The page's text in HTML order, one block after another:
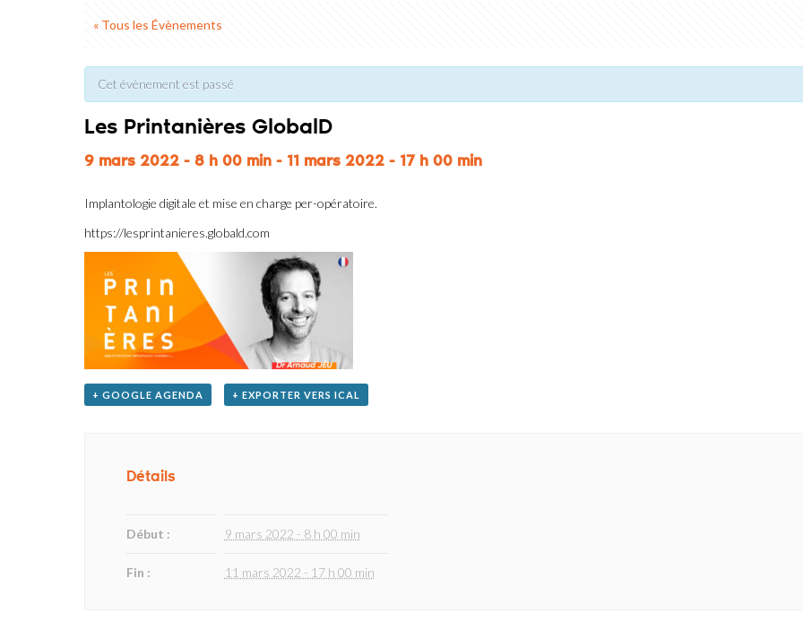
« Tous les Évènements
Cet évènement est passé
Les Printanières GlobalD
9 mars 2022 - 8 h 00 min- 11 mars 2022 - 17 h 00 min
Implantologie digitale et mise en charge per-opératoire.
https://lesprintanieres.globald.com
+ GOOGLE AGENDA + EXPORTER VERS ICAL
Détails
Début : 9 mars 2022 - 8 h 00 min
Fin : 11 mars 2022 - 17 h 00 min